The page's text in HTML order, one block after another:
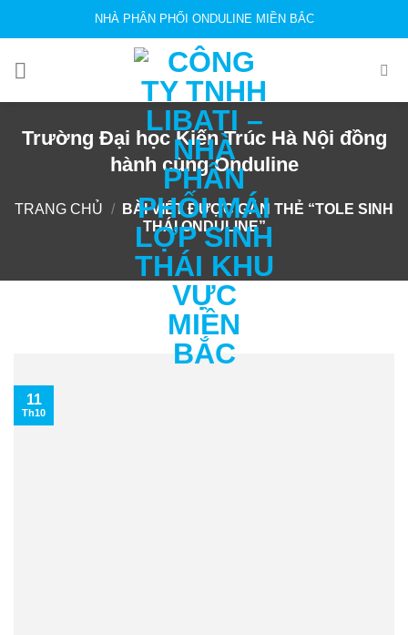
NHÀ PHÂN PHỐI ONDULINE MIỀN BẮC
Trường Đại học Kiến Trúc Hà Nội đồng
hành cùng Onduline
TRANG CHỦ /
BÀI VIẾT ĐƯỢC GẮN THẺ “TOLE SINH
THÁI ONDULINE”
11
Th10